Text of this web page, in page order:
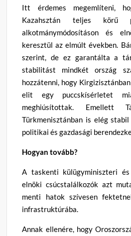
Itt érdemes megemlíteni,
Kazahsztán teljes körű
alkotmánymódosításon és
keresztül az elmúlt években.
szerint, de ez garantálta a
stabilitást mindkét ország
hozzátenni, hogy
elit egy puccskísérletet
meghiúsítottak. Emellett
Türkmenisztánban is elég
politikai és gazdasági
Hogyan tovább?
A taskenti külügyminiszteri
elnöki csúcstalálkozók azt
menti hatok szívesen
infrastruktúrába.
Annak ellenére, hogy